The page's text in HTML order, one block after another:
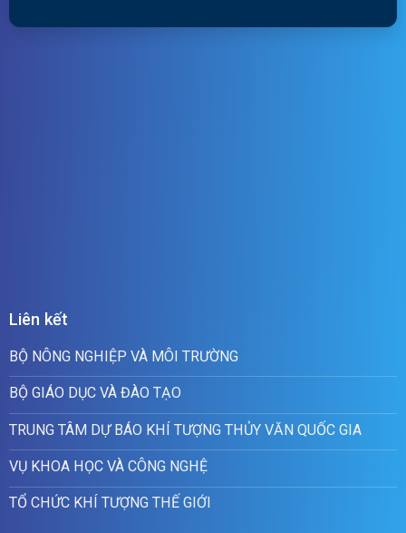
Liên kết
BỘ NÔNG NGHIỆP VÀ MÔI TRƯỜNG
BỘ GIÁO DỤC VÀ ĐÀO TẠO
TRUNG TÂM DỰ BÁO KHÍ TƯỢNG THỦY VĂN QUỐC GIA
VỤ KHOA HỌC VÀ CÔNG NGHỆ
TỔ CHỨC KHÍ TƯỢNG THẾ GIỚI